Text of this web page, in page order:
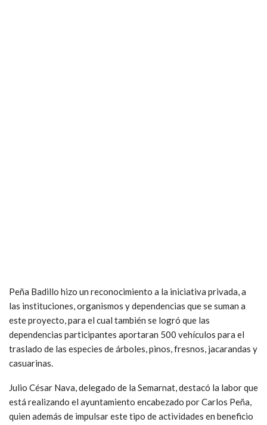
Peña Badillo hizo un reconocimiento a la iniciativa privada, a
las instituciones, organismos y dependencias que se suman a
este proyecto, para el cual también se logró que las
dependencias participantes aportaran 500 vehículos para el
traslado de las especies de árboles, pinos, fresnos, jacarandas y
casuarinas.
Julio César Nava, delegado de la Semarnat, destacó la labor que
está realizando el ayuntamiento encabezado por Carlos Peña,
quien además de impulsar este tipo de actividades en beneficio